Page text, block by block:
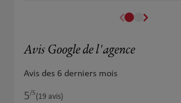
Avis Google de l'agence
Avis des 6 derniers mois
5/5Note de 5 sur 5
(19 avis)